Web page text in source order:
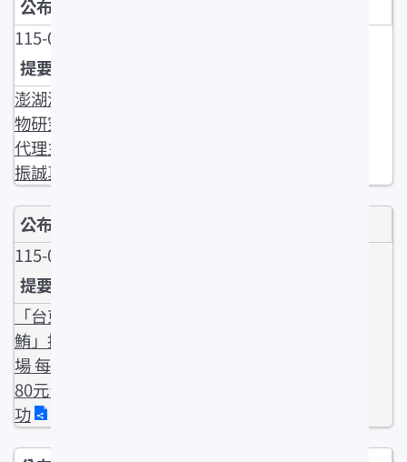
115-05-05
澎湖漁業生
物研究中心
代理主任城
振誠真除
115-05-05
「台東第一
鮪」拍賣登
場 每公斤12
80元留在成
功